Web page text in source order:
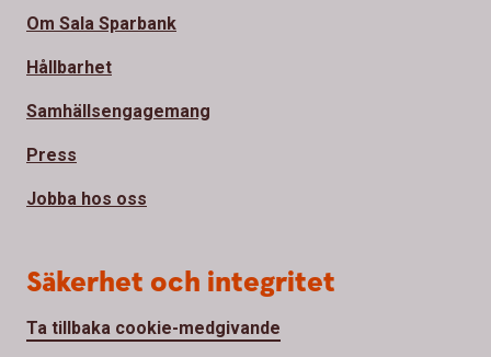
Om Sala Sparbank
Hållbarhet
Samhällsengagemang
Press
Jobba hos oss
Säkerhet och integritet
Ta tillbaka cookie-medgivande